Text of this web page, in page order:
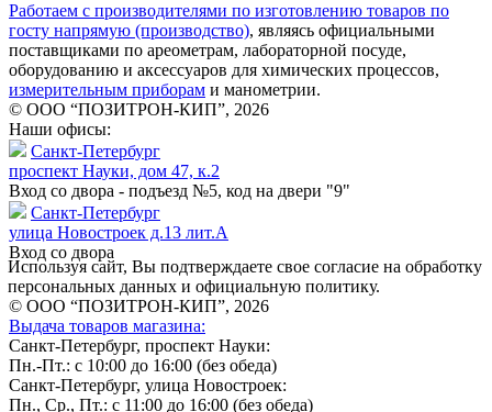
Работаем с производителями по изготовлению товаров по
госту напрямую (производство), являясь официальными
поставщиками по ареометрам, лабораторной посуде,
оборудованию и аксессуаров для химических процессов,
измерительным приборам и манометрии.
© ООО “ПОЗИТРОН-КИП”, 2026
Наши офисы:
Санкт-Петербург
проспект Науки, дом 47, к.2
Вход со двора - подъезд №5, код на двери "9"
Санкт-Петербург
улица Новостроек д.13 лит.А
Вход со двора
Используя сайт, Вы подтверждаете свое согласие на обработку
персональных данных и официальную политику.
© ООО “ПОЗИТРОН-КИП”, 2026
Выдача товаров магазина:
Санкт-Петербург, проспект Науки:
Пн.-Пт.: с 10:00 до 16:00 (без обеда)
Санкт-Петербург, улица Новостроек:
Пн., Ср., Пт.: с 11:00 до 16:00 (без обеда)